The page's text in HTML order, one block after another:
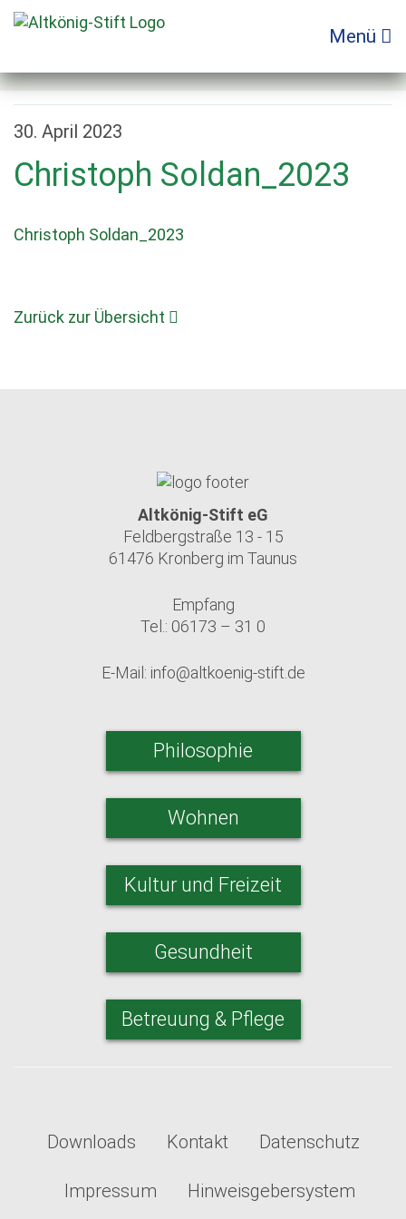
Zum
Inhalt
Menü
30. April 2023
Christoph Soldan_2023
Christoph Soldan_2023
Zurück zur Übersicht
Altkönig-Stift eG
Feldbergstraße 13 - 15
61476 Kronberg im Taunus
Empfang
Tel.: 06173 – 31 0
E-Mail: info@altkoenig-stift.de
Philosophie
Wohnen
Kultur und Freizeit
Gesundheit
Betreuung & Pflege
Downloads Kontakt Datenschutz
Impressum Hinweisgebersystem